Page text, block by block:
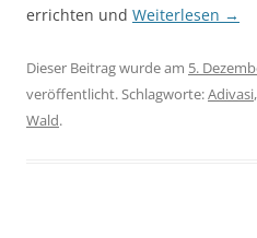
errichten und Weiterlesen →
Dieser Beitrag wurde am 5.
veröffentlicht. Schlagworte:Adivasi,
Wald.